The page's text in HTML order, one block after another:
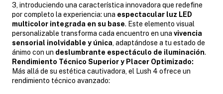
3, introduciendo una característica innovadora que redefine
por completo la experiencia: una espectacular luz LED
multicolor integrada en su base. Este elemento visual
personalizable transforma cada encuentro en una vivencia
sensorial inolvidable y única, adaptándose a tu estado de
ánimo con un deslumbrante espectáculo de iluminación.
Rendimiento Técnico Superior y Placer Optimizado:
Más allá de su estética cautivadora, el Lush 4 ofrece un
rendimiento técnico avanzado: